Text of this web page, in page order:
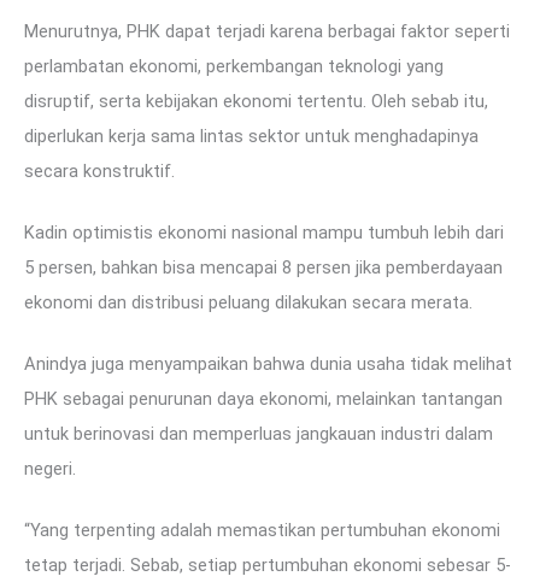
Menurutnya, PHK dapat terjadi karena berbagai faktor seperti
perlambatan ekonomi, perkembangan teknologi yang
disruptif, serta kebijakan ekonomi tertentu. Oleh sebab itu,
diperlukan kerja sama lintas sektor untuk menghadapinya
secara konstruktif.
Kadin optimistis ekonomi nasional mampu tumbuh lebih dari
5 persen, bahkan bisa mencapai 8 persen jika pemberdayaan
ekonomi dan distribusi peluang dilakukan secara merata.
Anindya juga menyampaikan bahwa dunia usaha tidak melihat
PHK sebagai penurunan daya ekonomi, melainkan tantangan
untuk berinovasi dan memperluas jangkauan industri dalam
negeri.
“Yang terpenting adalah memastikan pertumbuhan ekonomi
tetap terjadi. Sebab, setiap pertumbuhan ekonomi sebesar 5-